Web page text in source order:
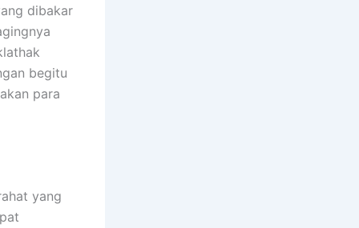
dibakar
begitu
para
yang